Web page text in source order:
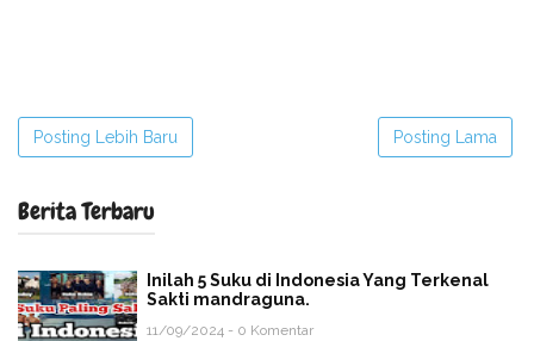
Posting Lebih Baru Posting Lama
Berita Terbaru
Inilah 5 Suku di Indonesia Yang Terkenal
Sakti mandraguna.
11/09/2024 - 0 Komentar